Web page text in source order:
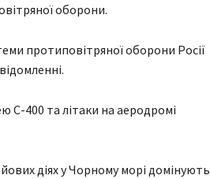
оборони.
протиповітряної оборони Росії
С-400 та літаки на аеродромі
діях у Чорному морі домінують